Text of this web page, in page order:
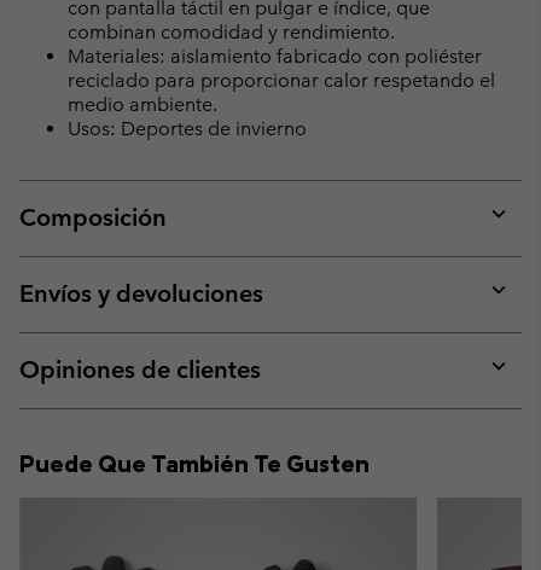
con pantalla táctil en pulgar e índice, que
combinan comodidad y rendimiento.
Materiales: aislamiento fabricado con poliéster
reciclado para proporcionar calor respetando el
medio ambiente.
Usos: Deportes de invierno
Composición
or
Envíos y devoluciones
or
Opiniones de clientes
or
Puede Que También Te Gusten